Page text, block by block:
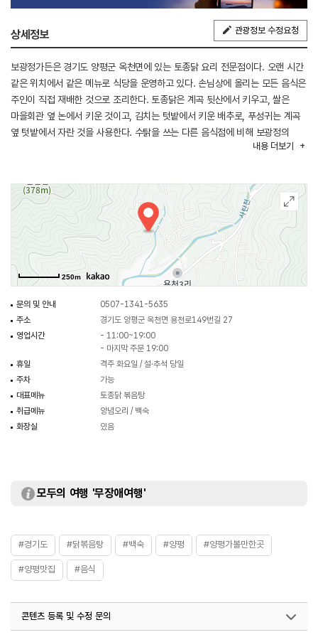
상세정보 관광정보 수정요청
보광정가든은 경기도 양평군 옥천면에 있는 토종닭 요리 전문점이다. 오랜 시간
같은 위치에서 같은 메뉴로 식당을 운영하고 있다. 손님상에 올리는 모든 음식은
주인이 직접 재배한 것으로 조리한다. 토종닭은 계곡 뒷산에서 키우고, 쌀은
마을회관 옆 논에서 키운 것이고, 김치는 텃밭에서 키운 배추로, 푸성귀는 계곡
옆 텃밭에서 자란 것을 사용한다. 수탉을 쓰는 다른 음식점에 비해 보광정의
토종닭은 뒷산에서 키운 암탉만 사용한다. 대표 메뉴는 토종닭 볶음탕,
끓여 나온 후 테이블에서 약한 불로 졸이면서 먹는다. 다 먹고 난 후 마무리
식사로 볶음밥을 추천한다. 식당 앞에 주차장이 있어 무료로 이용할 수 있다.
내용 더보기
250m
문의 및 안내
0507-1341-5635
주소
경기도 양평군 옥천면 용천로149번길 27
영업시간
- 11:00~19:00
- 마지막 주문 19:00
휴일
격주 화요일 / 설·추석 당일
주차
가능
대표메뉴
토종닭 볶음탕
취급메뉴
양념오리 / 백숙
화장실
있음
모두의 여행 '무장애여행'
#경기도 #닭볶음탕 #백숙 #양평 #양평가볼만한곳
#양평맛집 #음식
콘텐츠 등록 및 수정 문의